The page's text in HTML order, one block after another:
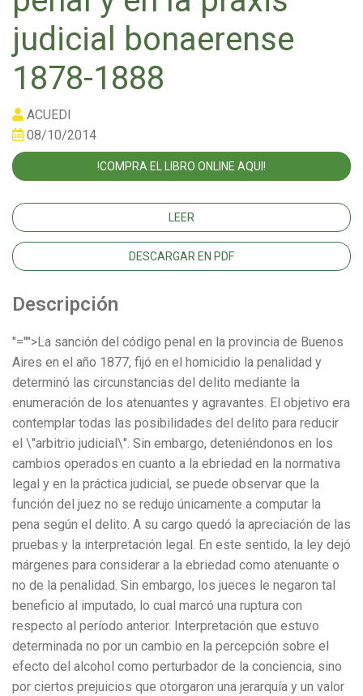
judicial bonaerense
1878-1888
ACUEDI
08/10/2014
!COMPRA EL LIBRO ONLINE AQUI!
LEER
DESCARGAR EN PDF
Descripción
"="">La sanción del código penal en la provincia de Buenos
Aires en el año 1877, fijó en el homicidio la penalidad y
determinó las circunstancias del delito mediante la
enumeración de los atenuantes y agravantes. El objetivo era
contemplar todas las posibilidades del delito para reducir
el \"arbitrio judicial\". Sin embargo, deteniéndonos en los
cambios operados en cuanto a la ebriedad en la normativa
legal y en la práctica judicial, se puede observar que la
función del juez no se redujo únicamente a computar la
pena según el delito. A su cargo quedó la apreciación de las
pruebas y la interpretación legal. En este sentido, la ley dejó
márgenes para considerar a la ebriedad como atenuante o
no de la penalidad. Sin embargo, los jueces le negaron tal
beneficio al imputado, lo cual marcó una ruptura con
respecto al período anterior. Interpretación que estuvo
determinada no por un cambio en la percepción sobre el
efecto del alcohol como perturbador de la conciencia, sino
por ciertos prejuicios que otorgaron una jerarquía y un valor